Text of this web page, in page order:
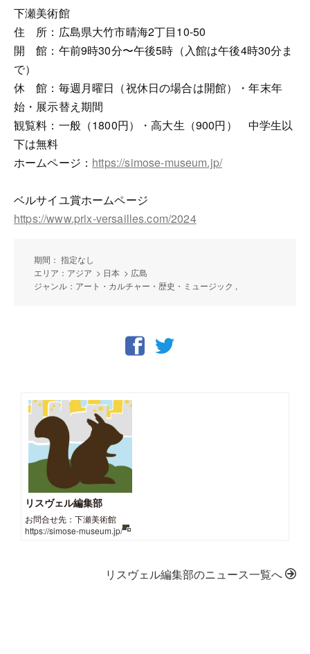
下瀬美術館
住 所：広島県大竹市晴海2丁目10-50
開 館：午前9時30分〜午後5時（入館は午後4時30分ま
で）
休 館：毎週月曜日（祝休日の場合は開館）・年末年
始・展示替え期間
観覧料：一般（1800円）・高大生（900円） 中学生以
下は無料
ホームページ： https://simose-museum.jp/
ベルサイユ賞ホームページ
https://www.prix-versailles.com/2024
期間： 指定なし
エリア：アジア > 日本 > 広島
ジャンル：アート・カルチャー・歴史・ミュージック ,
リスヴェル編集部
お問合せ先：下瀬美術館
https://simose-museum.jp/
リスヴェル編集部のニュース一覧へ